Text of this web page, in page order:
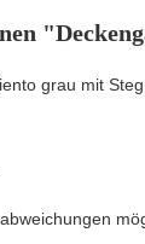
grau mit Steg